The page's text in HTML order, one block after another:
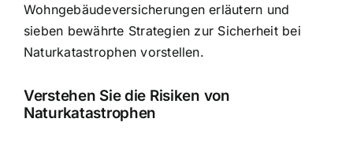
Wohngebäudeversicherungen erläutern und
sieben bewährte Strategien zur Sicherheit bei
Naturkatastrophen vorstellen.
Verstehen Sie die Risiken von
Naturkatastrophen